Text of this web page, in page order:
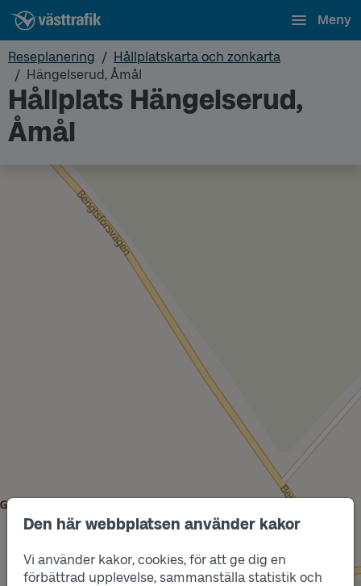
Den här webbplatsen använder kakor
Vi använder kakor, cookies, för att ge dig en
förbättrad upplevelse, sammanställa statistik och
Meny
Reseplanering
Hållplatskarta och zonkarta
Hängelserud, Åmål
Hållplats Hängelserud,
Åmål